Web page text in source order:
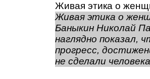
Живая этика о
Живая этика о
Баныкин Николай
наглядно показал,
прогресс,
не сделали